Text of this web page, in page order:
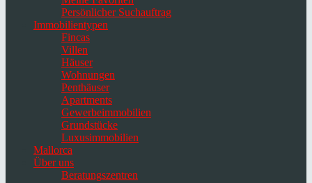
Persönlicher Suchauftrag
Immobilientypen
Fincas
Villen
Häuser
Wohnungen
Penthäuser
Apartments
Gewerbeimmobilien
Grundstücke
Luxusimmobilien
Mallorca
Über uns
Beratungszentren